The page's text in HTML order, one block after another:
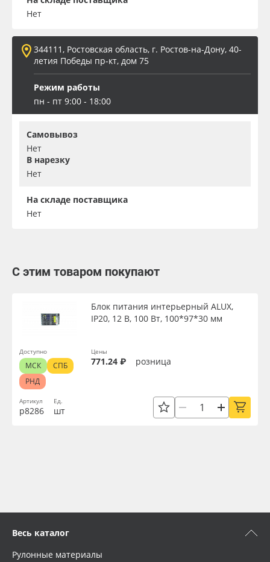
Нет
344111, Ростовская область, г. Ростов-на-Дону, 40-
летия Победы пр-кт, дом 75
Режим работы
пн - пт 9:00 - 18:00
Самовывоз
Нет
В нарезку
Нет
На складе поставщика
Нет
С этим товаром покупают
Артикул
р8286
Блок питания интерьерный ALUX,
IP20, 12 В, 100 Вт, 100*97*30 мм
Ед.
шт
Цены
771.24 ₽ розница
Доступно
МСК
СПБ
РНД
Весь каталог
Рулонные материалы